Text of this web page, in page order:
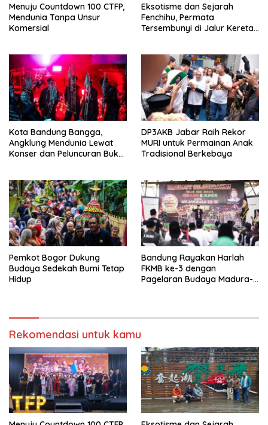
Menuju Countdown 100 CTFP,
Mendunia Tanpa Unsur
Komersial
Eksotisme dan Sejarah
Fenchihu, Permata
Tersembunyi di Jalur Kereta
Kota Bandung Bangga,
Angklung Mendunia Lewat
Konser dan Peluncuran Buku
DP3AKB Jabar Raih Rekor
MURI untuk Permainan Anak
Tradisional Berkebaya
Pemkot Bogor Dukung
Budaya Sedekah Bumi Tetap
Hidup
Bandung Rayakan Harlah
FKMB ke-3 dengan
Pagelaran Budaya Madura-
Rekomendasi untuk kamu